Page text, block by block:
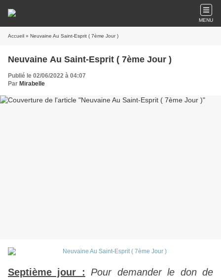
MENU
Accueil » Neuvaine Au Saint-Esprit ( 7ème Jour )
Neuvaine Au Saint-Esprit ( 7ème Jour )
Publié le 02/06/2022 à 04:07
Par Mirabelle
Septième jour :
Pour demander le don de